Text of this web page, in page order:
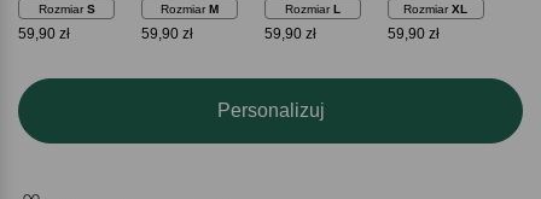
Rozmiar S
59,90 zł
Rozmiar M
59,90 zł
Rozmiar L
59,90 zł
RozmiarXL
59,90 zł
Personalizuj